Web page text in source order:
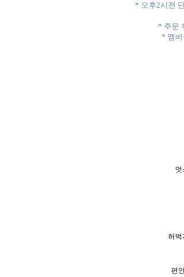
* 오후2시전
* 주문
* 멤버
멋
허벅
편